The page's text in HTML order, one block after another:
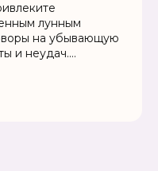
лунным
на убывающую
и неудач.